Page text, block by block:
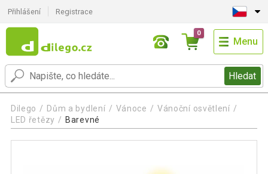
Přihlášení Registrace
Hledat
0
Menu
Dilego Dům a bydlení Vánoce
Vánoční osvětlení
LED řetězy
Barevné